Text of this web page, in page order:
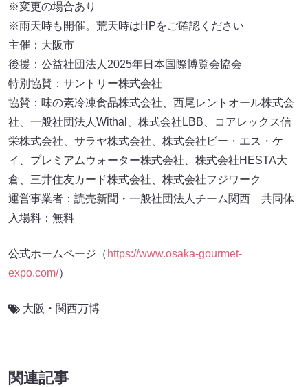
※変更の場合あり
※雨天時も開催。荒天時はHPをご確認ください
主催：大阪市
後援：公益社団法人2025年日本国際博覧会協会
特別協賛：サントリー株式会社
協賛：味の素冷凍食品株式会社、西尾レントオール株式会
社、一般社団法人Withal、株式会社LBB、コアレックス信
栄株式会社、サラヤ株式会社、株式会社ビー・エス・ケ
イ、プレミアムウォーター株式会社、株式会社HESTA大
倉、三井住友カード株式会社、株式会社フジワーク
運営事業者：読売新聞・一般社団法人チーム関西 共同体
入場料：無料
公式ホームページ（ https://www.osaka-gourmet-
expo.com/）
大阪・関西万博
関連記事